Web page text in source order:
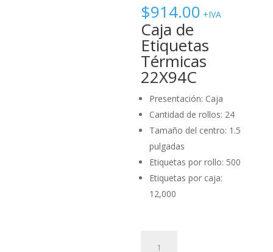
$914.00 +IVA
Caja de
Etiquetas
Térmicas
22X94C
Presentación: Caja
Cantidad de rollos: 24
Tamaño del centro: 1.5
pulgadas
Etiquetas por rollo: 500
Etiquetas por caja:
12,000